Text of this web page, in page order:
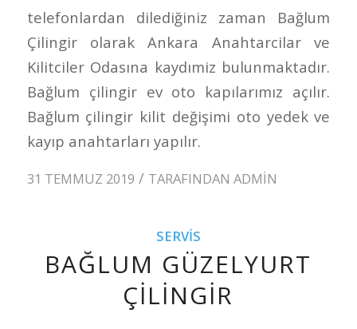
telefonlardan dilediğiniz zaman Bağlum
Çilingir olarak Ankara Anahtarcilar ve
Kilitciler Odasına kaydımiz bulunmaktadır.
Bağlum çilingir ev oto kapılarımız açılır.
Bağlum çilingir kilit değişimi oto yedek ve
kayıp anahtarları yapılır.
31 TEMMUZ 2019 / TARAFINDAN ADMIN
SERVIS
BAĞLUM GÜZELYURT
ÇILINGIR